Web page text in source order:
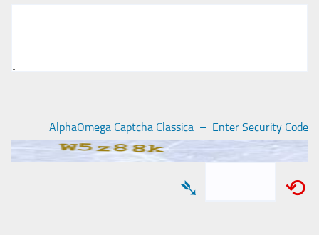
AlphaOmega Captcha Classica – Enter Security Code
⟲
➴